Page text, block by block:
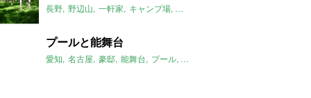
長野 野辺山 一軒家 キャンプ場 サバゲー
プールと能舞台
愛知 名古屋 豪邸 能舞台 プール 総合リハビリセンター